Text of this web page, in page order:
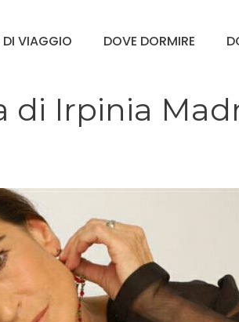
DI VIAGGIO DOVE DORMIRE
di Irpinia